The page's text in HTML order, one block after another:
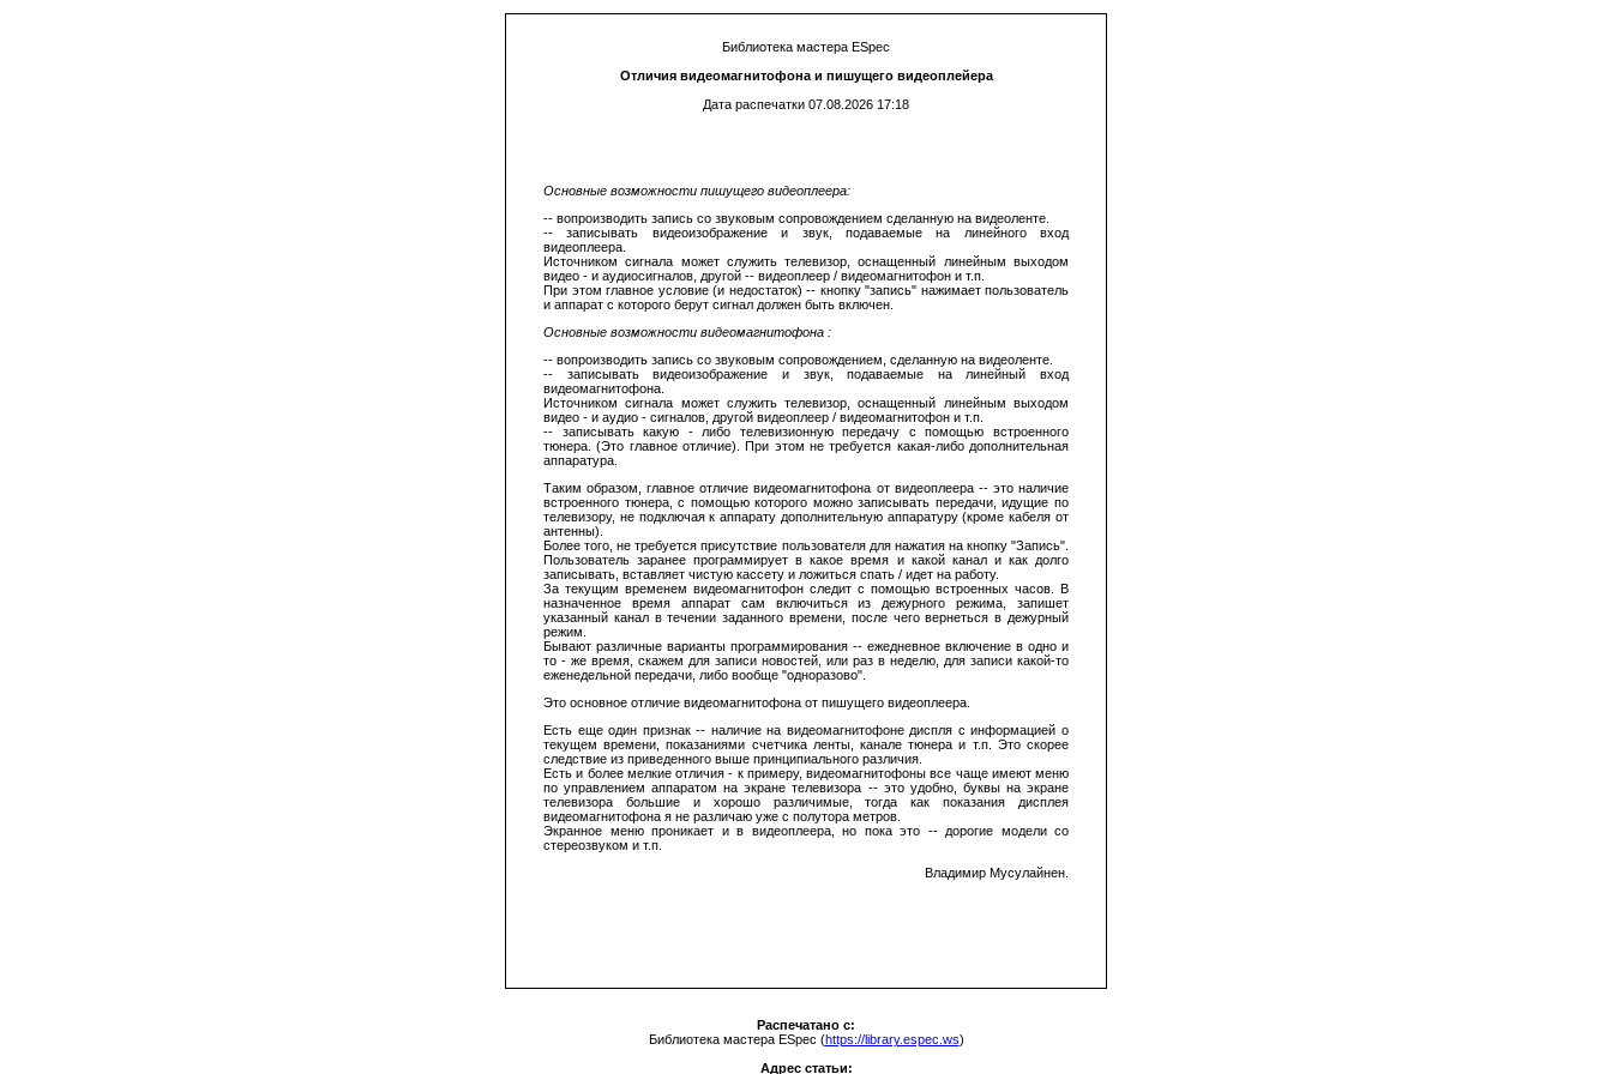
Библиотека мастера ESpec
Отличия видеомагнитофона и пишущего видеоплейера
Дата распечатки 07.08.2026 17:18
Основные возможности пишущего видеоплеера:
-- вопроизводить запись со звуковым сопровождением сделанную на видеоленте.
-- записывать видеоизображение и звук, подаваемые на линейного вход
видеоплеера.
Источником сигнала может служить телевизор, оснащенный линейным выходом
видео - и аудиосигналов, другой -- видеоплеер / видеомагнитофон и т.п.
При этом главное условие (и недостаток) -- кнопку "запись" нажимает пользователь
и аппарат с которого берут сигнал должен быть включен.
Основные возможности видеомагнитофона :
-- вопроизводить запись со звуковым сопровождением, сделанную на видеоленте.
-- записывать видеоизображение и звук, подаваемые на линейный вход
видеомагнитофона.
Источником сигнала может служить телевизор, оснащенный линейным выходом
видео - и аудио - сигналов, другой видеоплеер / видеомагнитофон и т.п.
-- записывать какую - либо телевизионную передачу с помощью встроенного
тюнера. (Это главное отличие). При этом не требуется какая-либо дополнительная
аппаратура.
Таким образом, главное отличие видеомагнитофона от видеоплеера -- это наличие
встроенного тюнера, с помощью которого можно записывать передачи, идущие по
телевизору, не подключая к аппарату дополнительную аппаратуру (кроме кабеля от
антенны).
Более того, не требуется присутствие пользователя для нажатия на кнопку "Запись".
Пользователь заранее программирует в какое время и какой канал и как долго
записывать, вставляет чистую кассету и ложиться спать / идет на работу.
За текущим временем видеомагнитофон следит с помощью встроенных часов. В
назначенное время аппарат сам включиться из дежурного режима, запишет
указанный канал в течении заданного времени, после чего вернеться в дежурный
режим.
Бывают различные варианты программирования -- ежедневное включение в одно и
то - же время, скажем для записи новостей, или раз в неделю, для записи какой-то
еженедельной передачи, либо вообще "одноразово".
Это основное отличие видеомагнитофона от пишущего видеоплеера.
Есть еще один признак -- наличие на видеомагнитофоне диспля с информацией о
текущем времени, показаниями счетчика ленты, канале тюнера и т.п. Это скорее
следствие из приведенного выше принципиального различия.
Есть и более мелкие отличия - к примеру, видеомагнитофоны все чаще имеют меню
по управлением аппаратом на экране телевизора -- это удобно, буквы на экране
телевизора большие и хорошо различимые, тогда как показания дисплея
видеомагнитофона я не различаю уже с полутора метров.
Экранное меню проникает и в видеоплеера, но пока это -- дорогие модели со
стереозвуком и т.п.
Владимир Мусулайнен.
Распечатано с:
Библиотека мастера ESpec (https://library.espec.ws)
Адрес статьи: